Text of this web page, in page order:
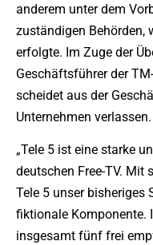
anderem unter dem
zuständigen Behörden,
erfolgte. Im Zuge der
Geschäftsführer der
scheidet aus der
Unternehmen verlassen.
„Tele 5 ist eine starke
deutschen Free-TV. Mit
Tele 5 unser bisheriges
fiktionale Komponente.
insgesamt fünf frei